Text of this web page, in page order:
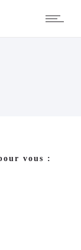
vous :